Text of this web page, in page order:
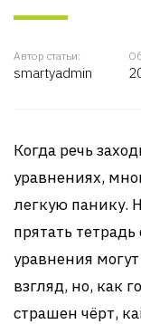
Автор статьи:
smartyadmin
Когда речь
уравнениях,
легкую панику.
прятать
уравнения
взгляд, но, как
страшен чёрт,